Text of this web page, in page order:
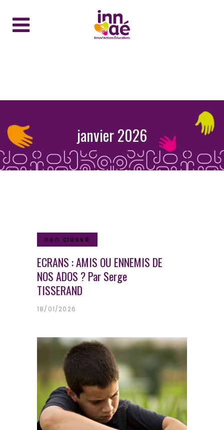
janvier 2026
non classé
ECRANS : AMIS OU ENNEMIS DE
NOS ADOS ? Par Serge
TISSERAND
18/01/2026